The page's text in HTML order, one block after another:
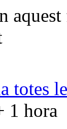
totes
1 hora